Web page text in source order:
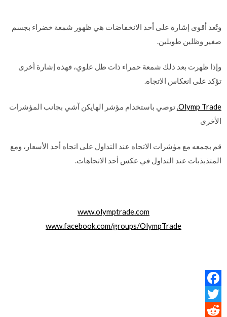
وتُعد أقوى إشارة على أحد الانخفاضات هي ظهور شمعة خضراء بجسم
صغير وظلين طويلين.
وإذا ظهرت بعد ذلك شمعة حمراء ذات ظل علوي، فهذه إشارة أخرى
تؤكد على انعكاس الاتجاه.
Olymp Trade. توصي باستخدام مؤشر الهايكن آشي بجانب المؤشرات
الأخرى
قم بجمعه مع مؤشرات الاتجاه عند التداول على اتجاه أحد الأسعار، ومع
المتذبذبات عند التداول في عكس أحد الاتجاهات.
www.olymptrade.com
www.facebook.com/groups/OlympTrade
Facebook
Twitter